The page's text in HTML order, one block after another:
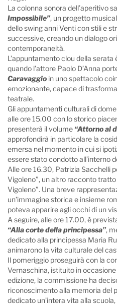
La colonna sonora dell’aperitivo
Impossibile”, un progetto
dello swing anni Venti con stili e
successive, creando un dialogo
contemporaneità.
L’appuntamento clou della
quando l’attore Paolo D’Anna
Caravaggio in uno spettacolo
emozionante, capace di
teatrale.
Gli appuntamenti culturali di
alle ore 15.00 con lo storico
presenterà il volume “Attorno al
approfondirà in particolare la
emersa nel momento in cui si
essere stato condotto all’interno
Alle ore 16.30, Patrizia Sacchelli
Vigoleno”, un altro racconto
Vigoleno”. Una breve
un’immagine storica e insieme
poteva apparire agli occhi di un
A seguire, alle ore 17.00, è
“Alla corte della principessa”,
dedicato alla principessa Maria
animarono la vita culturale del
Il pomeriggio proseguirà con la
Vernaschina, istituito in
edizione, la commissione ha
riconoscimento alla memoria del
dedicato un’intera vita alla